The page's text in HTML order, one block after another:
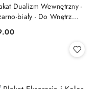
Dualizm Wewnętrzny -
biały - Do Wnętrz